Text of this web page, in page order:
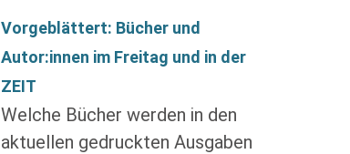
Vorgeblättert: Bücher und
Autor:innen im Freitag und in der
ZEIT
Welche Bücher werden in den
aktuellen gedruckten Ausgaben